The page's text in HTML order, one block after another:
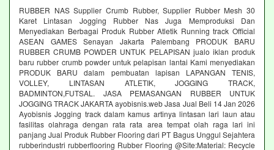
RUBBER NAS Supplier Crumb Rubber, Supplier Rubber Mesh 30
Karet Lintasan Jogging Rubber Nas Juga Memproduksi Dan
Menyediakan Berbagai Produk Rubber Atletik Running track Official
ASEAN GAMES Senayan Jakarta Palembang PRODUK BARU
RUBBER CRUMB POWDER UNTUK PELAPISAN jualo iklan produk
baru rubber crumb powder untuk pelapisan lantai Kami menyediakan
PRODUK BARU dalam pembuatan lapisan LAPANGAN TENIS,
VOLLEY, LINTASAN ATLETIK, JOGGING TRACK,
BADMINTON,FUTSAL. JASA PEMASANGAN RUBBER UNTUK
JOGGING TRACK JAKARTA ayobisnis.web Jasa Jual Beli 14 Jan 2026
Ayobisnis Jogging track dalam kamus artinya lintasan lari laun atau
fasilitas olahraga dengan rata rata area tempat olah raga lari ini
panjang Jual Produk Rubber Flooring dari PT Bagus Unggul Sejahtera
rubberindustri rubberflooring Rubber Flooring @Site:Material: Recycle